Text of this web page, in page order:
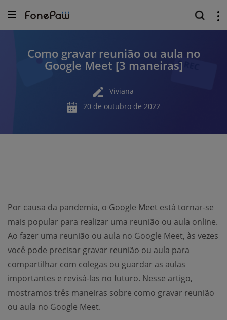
Como gravar reunião ou aula no
Google Meet [3 maneiras]
Viviana
20 de outubro de 2022
Por causa da pandemia, o Google Meet está tornar-se
mais popular para realizar uma reunião ou aula online.
Ao fazer uma reunião ou aula no Google Meet, às vezes
você pode precisar gravar reunião ou aula para
compartilhar com colegas ou guardar as aulas
importantes e revisá-las no futuro. Nesse artigo,
mostramos três maneiras sobre como gravar reunião
ou aula no Google Meet.